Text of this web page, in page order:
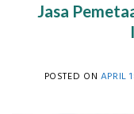
Jasa
POSTED ON APRIL